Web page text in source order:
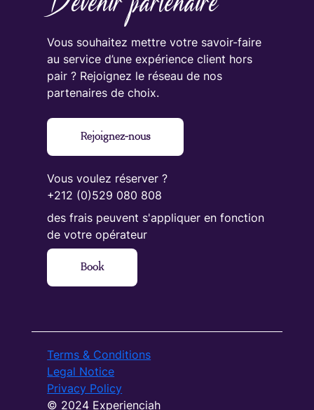
Vous souhaitez mettre votre savoir-faire
au service d’une expérience client hors
pair ? Rejoignez le réseau de nos
partenaires de choix.
Rejoignez-nous
Vous voulez réserver ?
+212 (0)529 080 808
des frais peuvent s'appliquer en fonction
de votre opérateur
Book
Terms & Conditions
Legal Notice
Privacy Policy
© 2024 Experienciah